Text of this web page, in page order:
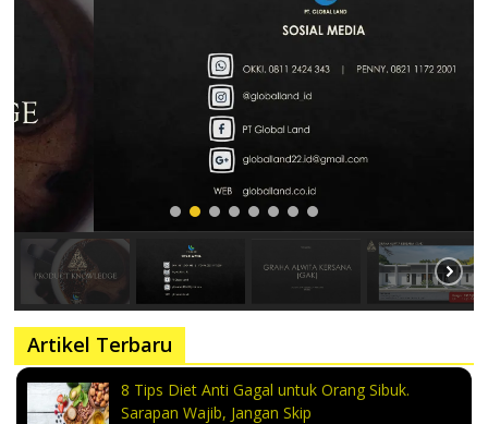
Artikel Terbaru
8 Tips Diet Anti Gagal untuk Orang Sibuk.
Sarapan Wajib, Jangan Skip